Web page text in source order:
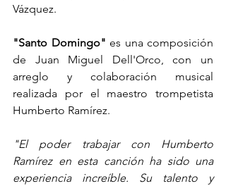
Vázquez.
"Santo Domingo" es una composición
de Juan Miguel Dell'Orco, con un
arreglo y colaboración musical
realizada por el maestro trompetista
Humberto Ramírez.
"El poder trabajar con Humberto
Ramírez en esta canción ha sido una
experiencia increíble. Su talento y